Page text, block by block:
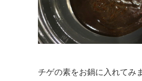
チゲの素をお鍋に入れてみ